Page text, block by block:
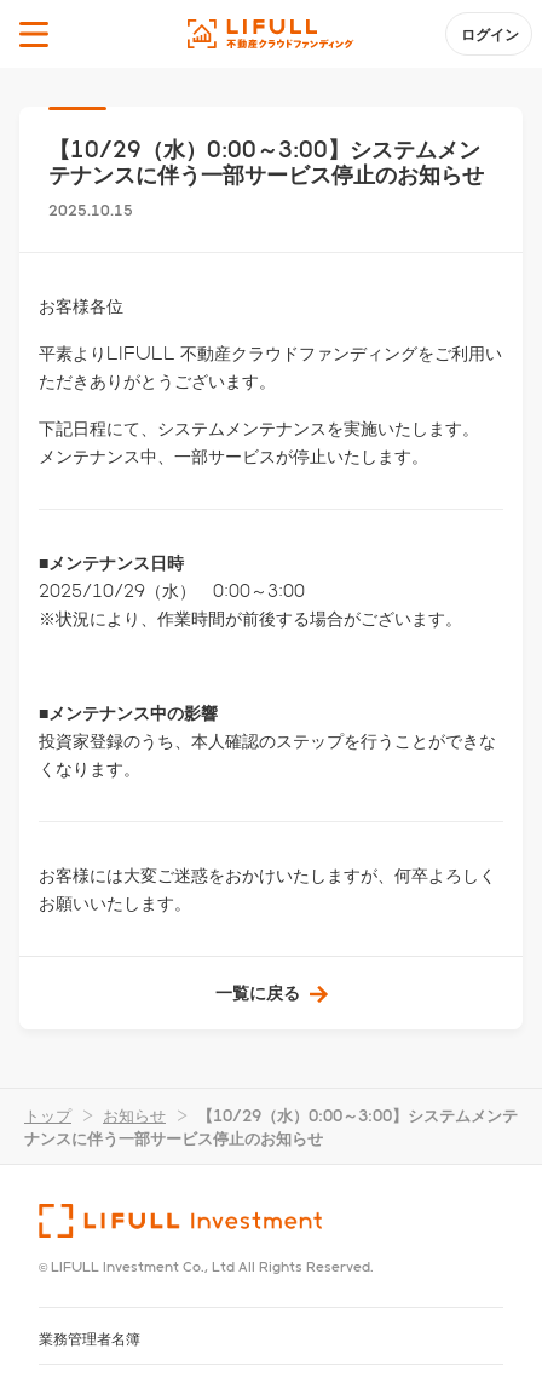
ログイン
【10/29（水）0:00～3:00】システムメン
テナンスに伴う一部サービス停止のお知らせ
2025.10.15
お客様各位
平素よりLIFULL 不動産クラウドファンディングをご利用い
ただきありがとうございます。
下記日程にて、システムメンテナンスを実施いたします。
メンテナンス中、一部サービスが停止いたします。
■メンテナンス日時
2025/10/29（水） 0:00～3:00
※状況により、作業時間が前後する場合がございます。
■メンテナンス中の影響
投資家登録のうち、本人確認のステップを行うことができな
くなります。
お客様には大変ご迷惑をおかけいたしますが、何卒よろしく
お願いいたします。
一覧に戻る
トップ > お知らせ >
【10/29（水）0:00～3:00】システムメンテ
ナンスに伴う一部サービス停止のお知らせ
© LIFULL Investment Co., Ltd All Rights Reserved.
業務管理者名簿